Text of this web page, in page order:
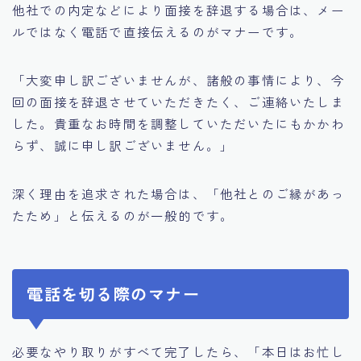
他社での内定などにより面接を辞退する場合は、メー
ルではなく電話で直接伝えるのがマナーです。
「大変申し訳ございませんが、諸般の事情により、今
回の面接を辞退させていただきたく、ご連絡いたしま
した。貴重なお時間を調整していただいたにもかかわ
らず、誠に申し訳ございません。」
深く理由を追求された場合は、「他社とのご縁があっ
たため」と伝えるのが一般的です。
電話を切る際のマナー
必要なやり取りがすべて完了したら、「本日はお忙し